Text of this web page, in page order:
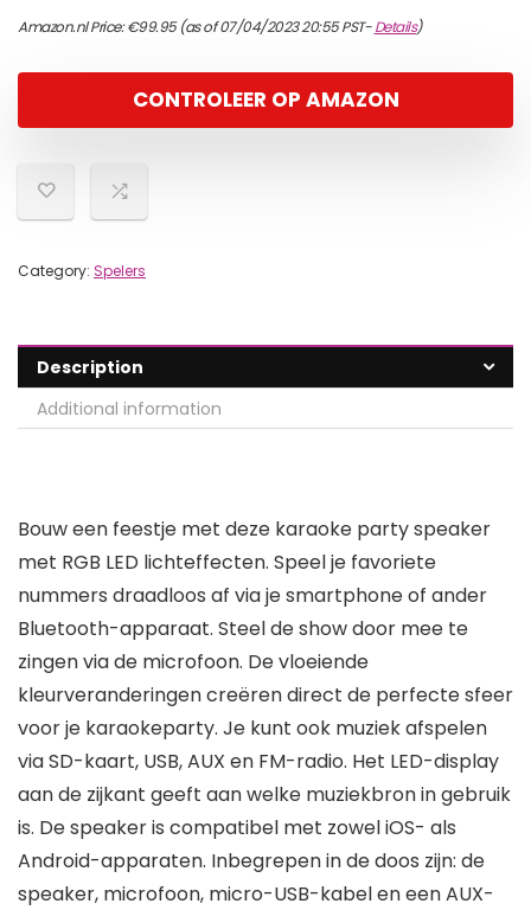
Amazon.nl Price:€99.95(as of 07/04/2023 20:55 PST-Details)
CONTROLEER OP AMAZON
Category: Spelers
Description
Additional information
Bouw een feestje met deze karaoke party speaker
met RGB LED lichteffecten. Speel je favoriete
nummers draadloos af via je smartphone of ander
Bluetooth-apparaat. Steel de show door mee te
zingen via de microfoon. De vloeiende
kleurveranderingen creëren direct de perfecte sfeer
voor je karaokeparty. Je kunt ook muziek afspelen
via SD-kaart, USB, AUX en FM-radio. Het LED-display
aan de zijkant geeft aan welke muziekbron in gebruik
is. De speaker is compatibel met zowel iOS- als
Android-apparaten. Inbegrepen in de doos zijn: de
speaker, microfoon, micro-USB-kabel en een AUX-